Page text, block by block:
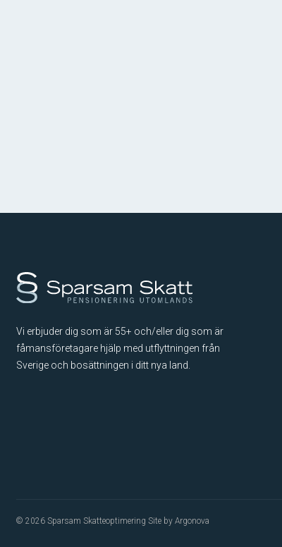
Vi erbjuder dig som är 55+ och/eller dig som är
fåmansföretagare hjälp med utflyttningen från
Sverige och bosättningen i ditt nya land.
© 2026 Sparsam Skatteoptimering Site by Argonova